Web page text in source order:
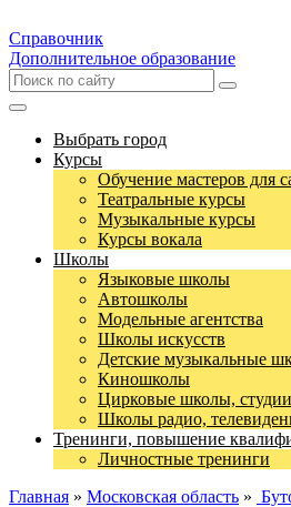
Справочник
Дополнительное образование
Выбрать город
Курсы
Обучение мастеров для
Театральные курсы
Музыкальные курсы
Курсы вокала
Школы
Языковые школы
Автошколы
Модельные агентства
Школы искусств
Детские музыкальные
Киношколы
Цирковые школы, студии
Школы радио,
Тренинги, повышение
Личностные тренинги
Главная » Московская область »